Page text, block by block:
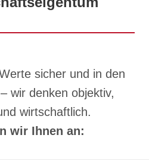
sicher und in den
wir denken objektiv,
wirtschaftlich.
wir Ihnen an: